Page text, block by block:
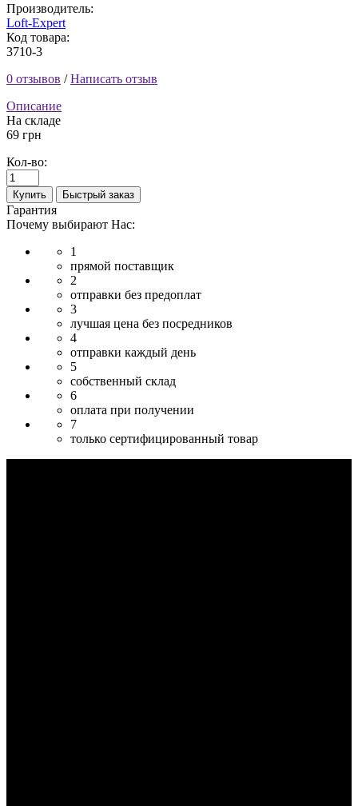
Производитель:
Loft-Expert
Код товара:
3710-3
0 отзывов /Написать отзыв
Описание
На складе
69 грн
Кол-во:
Купить Быстрый заказ
Гарантия
Почему выбирают Нас:
1
прямой поставщик
2
отправки без предоплат
3
лучшая цена без посредников
4
отправки каждый день
5
собственный склад
6
оплата при получении
7
только сертифицированный товар